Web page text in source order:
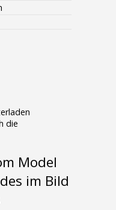
die
Model
im Bild